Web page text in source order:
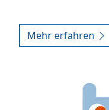
Mehr erfahren